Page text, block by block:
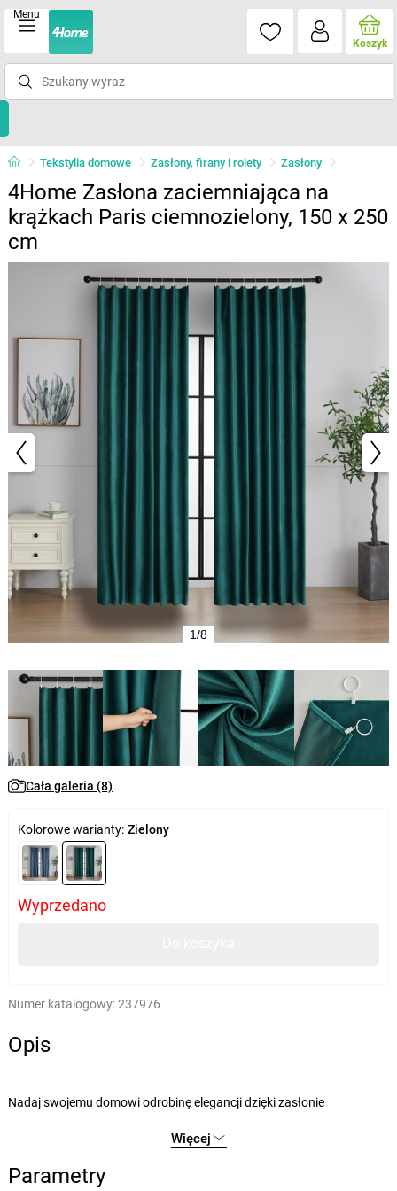
Menu
Koszyk
Tekstylia domowe Zasłony, firany i rolety Zasłony
4Home Zasłona zaciemniająca na
krążkach Paris ciemnozielony, 150 x 250
cm
1/8
Cała galeria (8)
Kolorowe warianty: Zielony
Wyprzedano
Numer katalogowy:237976
Opis
Nadaj swojemu domowi odrobinę elegancji dzięki zasłonie
niezwykłą zmianę do każdego pomieszczenia. Wysokiej jakości
materiał z przyjemnym aksamitnym wykończeniem jest świetny do
Więcej
Parametry